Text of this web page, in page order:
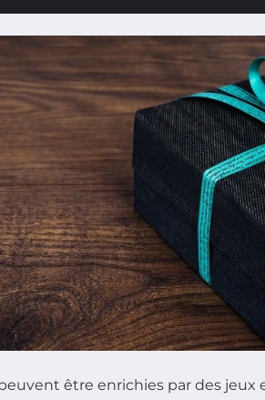
être enrichies par des jeux